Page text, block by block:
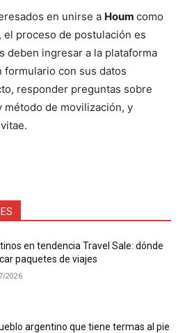
en unirse a Houm como
proceso de postulación es
deben ingresar a la plataforma
formulario con sus datos
responder preguntas sobre
de movilización, y
en tendencia Travel Sale: dónde
paquetes de viajes
2026
argentino que tiene termas al pie